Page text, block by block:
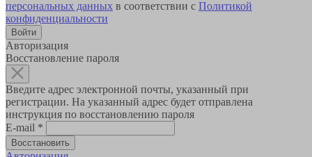
персональных данных в соответствии с Политикой
конфиденциальности
Авторизация
Восстановление пароля
Введите адрес электронной почты, указанный при
регистрации. На указанный адрес будет отправлена
инструкция по восстановлению пароля
E-mail *